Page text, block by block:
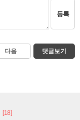
등록
다음 댓글보기
[18]